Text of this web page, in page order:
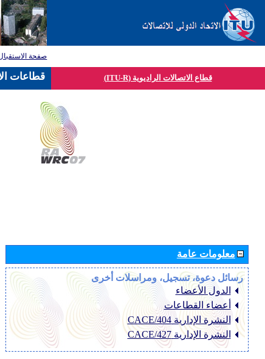
صفحة
قطاع الاتصالات الراديوية (ITU-R)
معلومات عامة
رسائل دعوة، تسجيل، ومراسلات أخرى
الدول الأعضاء
أعضاء القطاعات
النشرة الإدارية CACE/404
النشرة الإدارية CACE/427
قطاعات